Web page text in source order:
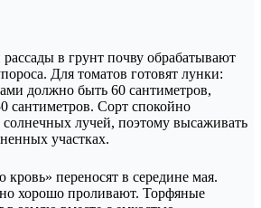
в грунт почву обрабатывают
Для томатов готовят лунки:
должно быть 60 сантиметров,
сантиметров. Сорт спокойно
солнечных лучей, поэтому высаживать
участках.
переносят в середине мая.
хорошо проливают. Торфяные